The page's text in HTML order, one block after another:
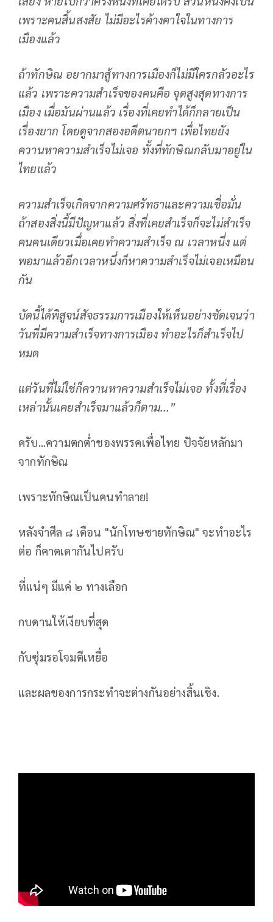
เพราะคนสิ้นสงสัย ไม่มีอะไรค้างคาใจในทางการ
เมืองแล้ว
ถ้าทักษิณ อยากมาสู้ทางการเมืองก็ไม่มีใครกลัวอะไร
แล้ว เพราะความสำเร็จของคนคือ จุดสูงสุดทางการ
เมือง เมื่อมันผ่านแล้ว เรื่องที่เคยทำได้ก็กลายเป็น
เรื่องยาก โดยดูจากสองอดีตนายกฯ เพื่อไทยยัง
ควานหาความสำเร็จไม่เจอ ทั้งที่ทักษิณกลับมาอยู่ใน
ไทยแล้ว
ความสำเร็จเกิดจากความศรัทธาและความเชื่อมั่น
ถ้าสองสิ่งนี้มีปัญหาแล้ว สิ่งที่เคยสำเร็จก็จะไม่สำเร็จ
คนคนเดียวเมื่อเคยทำความสำเร็จ ณ เวลาหนึ่ง แต่
พอมาแล้วอีกเวลาหนึ่งก็หาความสำเร็จไม่เจอเหมือน
กัน
บัดนี้ได้พิสูจน์สัจธรรมการเมืองให้เห็นอย่างชัดเจนว่า
วันที่มีความสำเร็จทางการเมือง ทำอะไรก็สำเร็จไป
หมด
แต่วันที่ไม่ใช่ก็ควานหาความสำเร็จไม่เจอ ทั้งที่เรื่อง
เหล่านั้นเคยสำเร็จมาแล้วก็ตาม...”
ครับ...ความตกต่ำของพรรคเพื่อไทย ปัจจัยหลักมา
จากทักษิณ
เพราะทักษิณเป็นคนทำลาย!
หลังจำศีล ๘ เดือน "นักโทษชายทักษิณ" จะทำอะไร
ต่อ ก็คาดเดากันไปครับ
ที่แน่ๆ มีแค่ ๒ ทางเลือก
กบดานให้เงียบที่สุด
กับซุ่มรอโจมตีเหยื่อ
และผลของการกระทำจะต่างกันอย่างสิ้นเชิง.